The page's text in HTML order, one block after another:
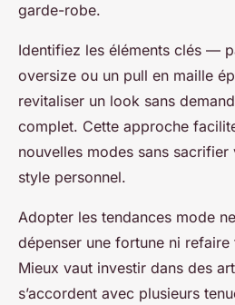
garde-robe.
Identifiez les éléments clés —
oversize ou un pull en maille
revitaliser un look sans
complet. Cette approche
nouvelles modes sans
style personnel.
Adopter les tendances mode
dépenser une fortune ni
Mieux vaut investir dans des
s’accordent avec plusieurs